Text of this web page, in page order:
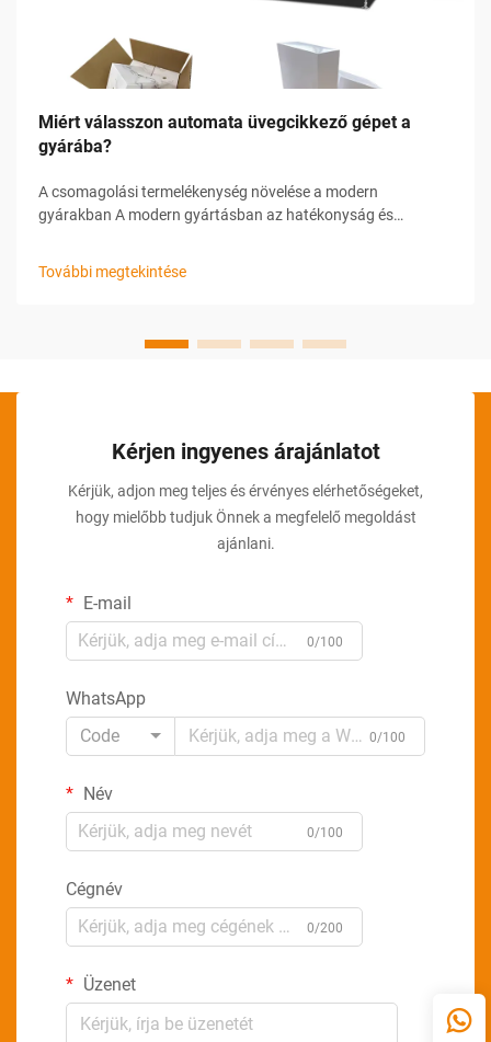
Miért válasszon automata üvegcikkező gépet a
gyárába?
A csomagolási termelékenység növelése a modern
gyárakban A modern gyártásban az hatékonyság és
csomagolási folyamatban, különösen azokban az
További megtekintése
Kérjen ingyenes árajánlatot
Kérjük, adjon meg teljes és érvényes elérhetőségeket,
hogy mielőbb tudjuk Önnek a megfelelő megoldást
ajánlani.
E-mail
0/100
WhatsApp
Code
0/100
Név
0/100
Cégnév
0/200
Üzenet